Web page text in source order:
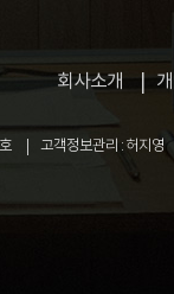
회사소개
고객정보관리 : 허지영